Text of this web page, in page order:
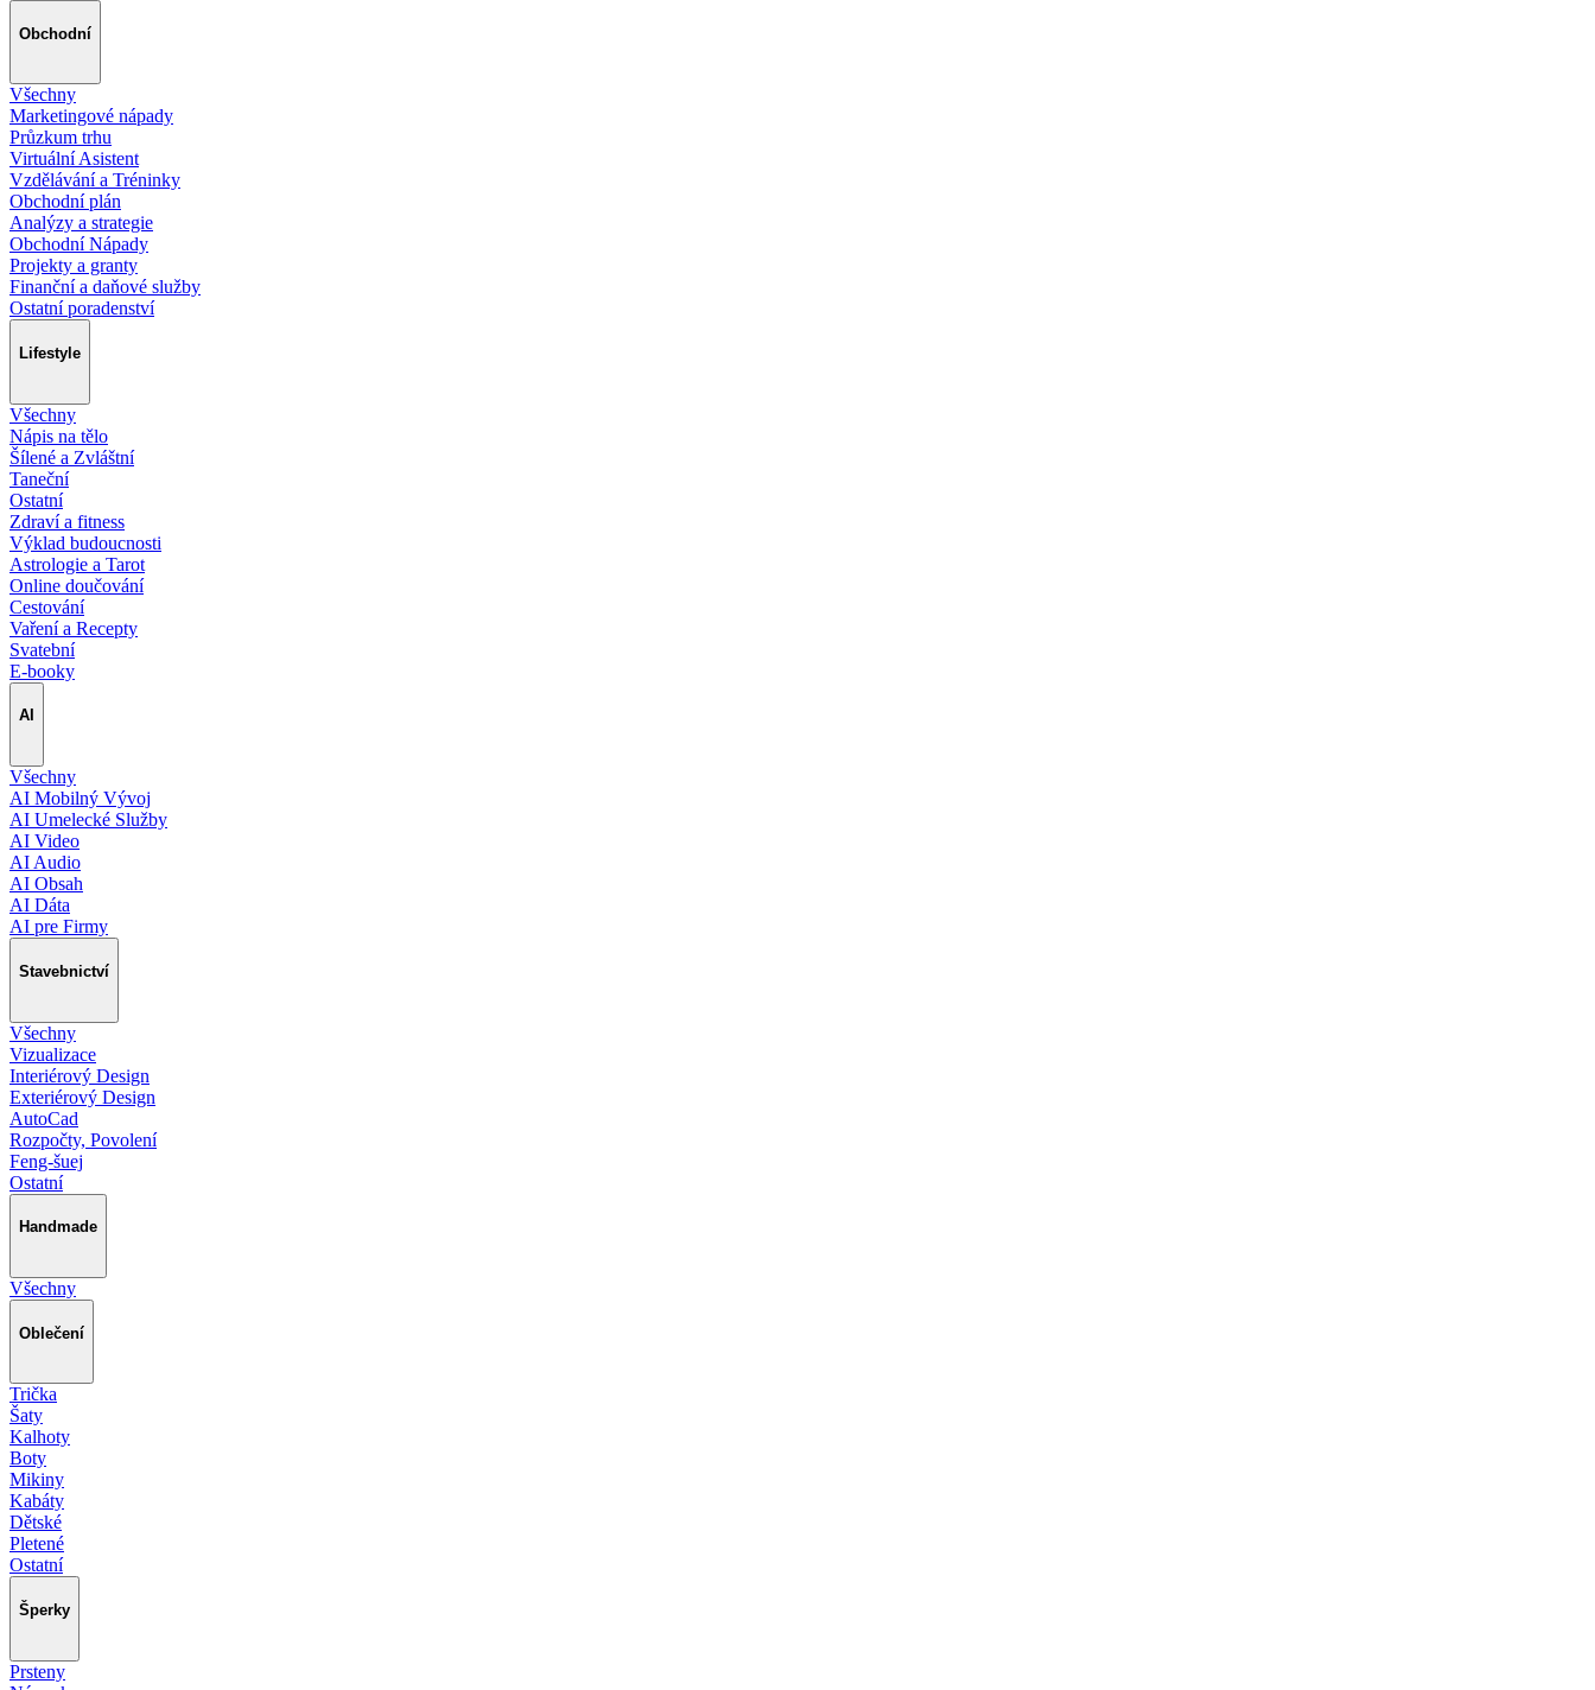
Obchodní
Všechny
Marketingové nápady
Průzkum trhu
Virtuální Asistent
Vzdělávání a Tréninky
Obchodní plán
Analýzy a strategie
Obchodní Nápady
Projekty a granty
Finanční a daňové služby
Ostatní poradenství
Lifestyle
Všechny
Nápis na tělo
Šílené a Zvláštní
Taneční
Ostatní
Zdraví a fitness
Výklad budoucnosti
Astrologie a Tarot
Online doučování
Cestování
Vaření a Recepty
Svatební
E-booky
AI
Všechny
AI Mobilný Vývoj
AI Umelecké Služby
AI Video
AI Audio
AI Obsah
AI Dáta
AI pre Firmy
Stavebnictví
Všechny
Vizualizace
Interiérový Design
Exteriérový Design
AutoCad
Rozpočty, Povolení
Feng-šuej
Ostatní
Handmade
Všechny
Oblečení
Trička
Šaty
Kalhoty
Boty
Mikiny
Kabáty
Dětské
Pletené
Ostatní
Šperky
Prsteny